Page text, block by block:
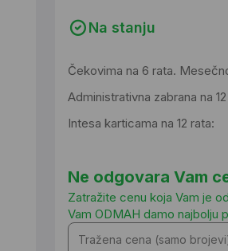
Na stanju
Čekovima na 6 rata.
Administrativna zabrana na
Intesa karticama na 12 rata:
Ne odgovara Vam
Zatražite cenu koja Vam je
Vam ODMAH damo najbolju